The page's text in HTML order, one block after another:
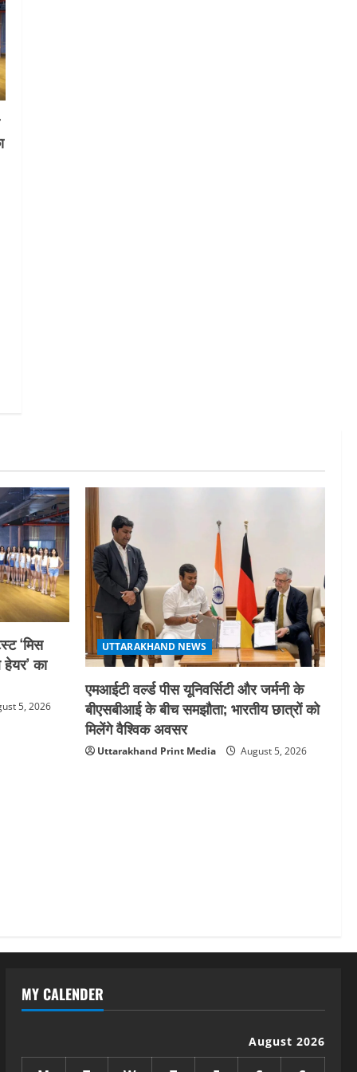
‘मिस
का
5, 2026
UTTARAKHAND NEWS
एमआईटी वर्ल्ड पीस यूनिवर्सिटी और जर्मनी के
बीएसबीआई के बीच समझौता; भारतीय छात्रों को
मिलेंगे वैश्विक अवसर
Uttarakhand Print Media August 5, 2026
MY CALENDER
August 2026